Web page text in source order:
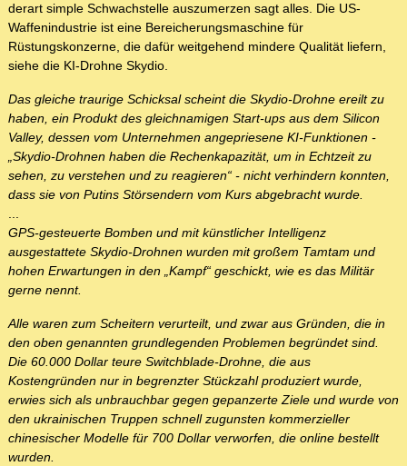
derart simple Schwachstelle auszumerzen sagt alles. Die US-
Waffenindustrie ist eine Bereicherungsmaschine für
Rüstungskonzerne, die dafür weitgehend mindere Qualität liefern,
siehe die KI-Drohne Skydio.
Das gleiche traurige Schicksal scheint die Skydio-Drohne ereilt zu
haben, ein Produkt des gleichnamigen Start-ups aus dem Silicon
Valley, dessen vom Unternehmen angepriesene KI-Funktionen -
„Skydio-Drohnen haben die Rechenkapazität, um in Echtzeit zu
sehen, zu verstehen und zu reagieren“ - nicht verhindern konnten,
dass sie von Putins Störsendern vom Kurs abgebracht wurde.
...
GPS-gesteuerte Bomben und mit künstlicher Intelligenz
ausgestattete Skydio-Drohnen wurden mit großem Tamtam und
hohen Erwartungen in den „Kampf“ geschickt, wie es das Militär
gerne nennt.
Alle waren zum Scheitern verurteilt, und zwar aus Gründen, die in
den oben genannten grundlegenden Problemen begründet sind.
Die 60.000 Dollar teure Switchblade-Drohne, die aus
Kostengründen nur in begrenzter Stückzahl produziert wurde,
erwies sich als unbrauchbar gegen gepanzerte Ziele und wurde von
den ukrainischen Truppen schnell zugunsten kommerzieller
chinesischer Modelle für 700 Dollar verworfen, die online bestellt
wurden.